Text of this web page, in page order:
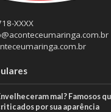
XXXX
mal? Famosos
por sua aparência